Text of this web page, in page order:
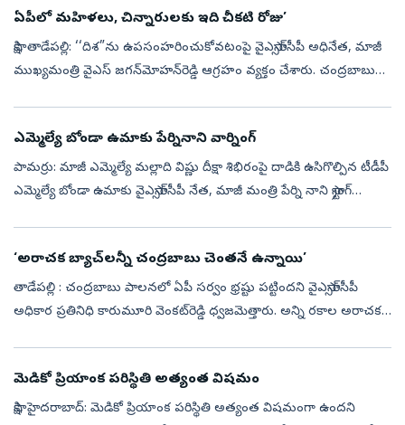
ఏపీలో మహిళలు, చిన్నారులకు ఇది చీకటి రోజు’
సాక్షి, తాడేపల్లి: ‘‘దిశ”ను ఉపసంహరించుకోవటంపై వైఎస్సార్‌సీపీ అధినేత, మాజీ
ముఖ్యమంత్రి వైఎస్ జగన్‌మోహన్‌రెడ్డి ఆగ్రహం వ్యక్తం చేశారు. చంద్రబాబు
ఎమ్మెల్యే బోండా ఉమాకు పేర్నినాని వార్నింగ్
పామర్రు: మాజీ ఎమ్మెల్యే మల్లాది విష్ణు దీక్షా శిభిరంపై దాడికి ఉసిగొల్పిన టీడీపీ
ఎమ్మెల్యే బోండా ఉమాకు వైఎస్సార్‌సీపీ నేత, మాజీ మంత్రి పేర్ని నాని స్ట్రాంగ్‌
‘అరాచక బ్యాచ్‌లన్నీ చంద్రబాబు చెంతనే ఉన్నాయి’
తాడేపల్లి : చంద్రబాబు పాలనలో ఏపీ సర్వం భ్రష్టు పట్టిందని వైఎస్సార్‌సీపీ
అధికార ప్రతినిధి కారుమూరి వెంకట్‌రెడ్డి ధ్వజమెత్తారు. అన్ని రకాల అరాచక
మెడికో ప్రియాంక పరిస్థితి అత్యంత విషమం
సాక్షి, హైదరాబాద్‌: మెడికో ప్రియాంక పరిస్థితి అత్యంత విషమంగా ఉందని